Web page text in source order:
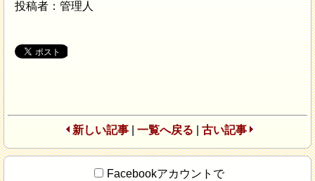
投稿者：管理人
新しい記事| 一覧へ戻る 古い記事
Facebookアカウントで